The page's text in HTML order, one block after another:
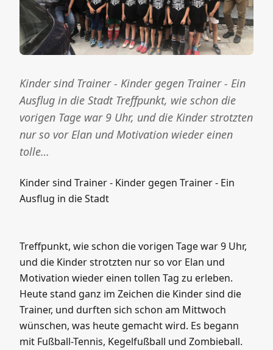
Kinder sind Trainer - Kinder gegen Trainer - Ein
Ausflug in die Stadt Treffpunkt, wie schon die
vorigen Tage war 9 Uhr, und die Kinder strotzten
nur so vor Elan und Motivation wieder einen
tolle…
Kinder sind Trainer - Kinder gegen Trainer - Ein
Ausflug in die Stadt
Treffpunkt, wie schon die vorigen Tage war 9 Uhr,
und die Kinder strotzten nur so vor Elan und
Motivation wieder einen tollen Tag zu erleben.
Heute stand ganz im Zeichen die Kinder sind die
Trainer, und durften sich schon am Mittwoch
wünschen, was heute gemacht wird. Es begann
mit Fußball-Tennis, Kegelfußball und Zombieball.